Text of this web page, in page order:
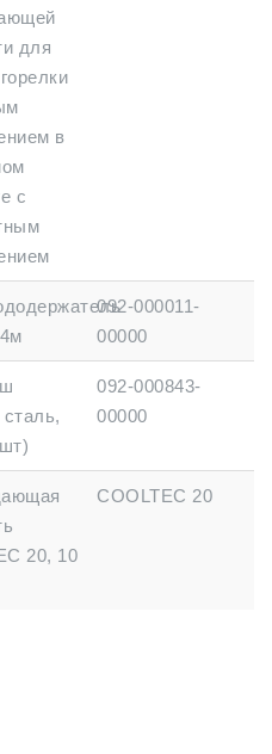
для
в
с
092-000011-
00000
092-000843-
00000
20, 10
COOLTEC 20